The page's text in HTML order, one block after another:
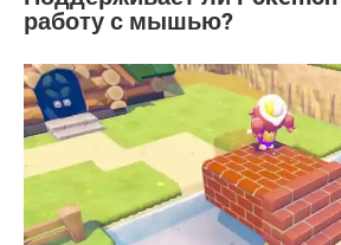
работу с мышью?